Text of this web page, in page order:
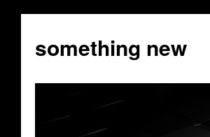
テ
ン
へ
something new